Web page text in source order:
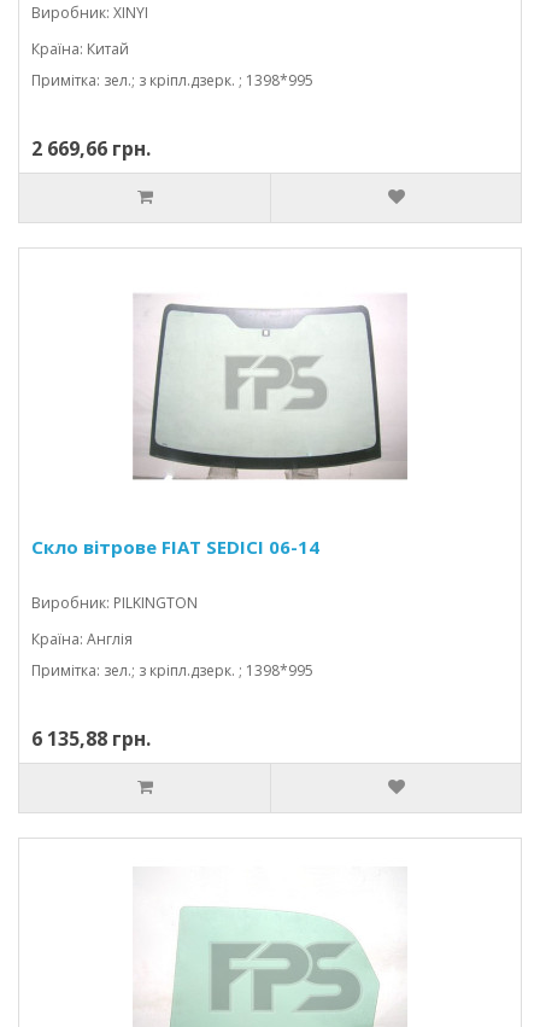
Виробник: XINYI
Країна: Китай
Примітка: зел.; з кріпл.дзерк. ; 1398*995
2 669,66 грн.
Скло вітрове FIAT SEDICI 06-14
Виробник: PILKINGTON
Країна: Англія
Примітка: зел.; з кріпл.дзерк. ; 1398*995
6 135,88 грн.